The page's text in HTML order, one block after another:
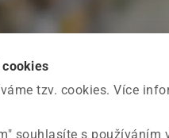
cookies
tzv. cookies. Více
souhlasíte s používáním